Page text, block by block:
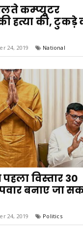
कम्प्यूटर
हत्या की, टुकड़े
24, 2019 National
विस्तार 30
बनाए जा
24, 2019 Politics